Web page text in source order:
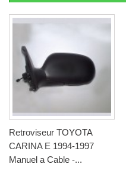
Retroviseur TOYOTA
CARINA E 1994-1997
Manuel a Cable -...